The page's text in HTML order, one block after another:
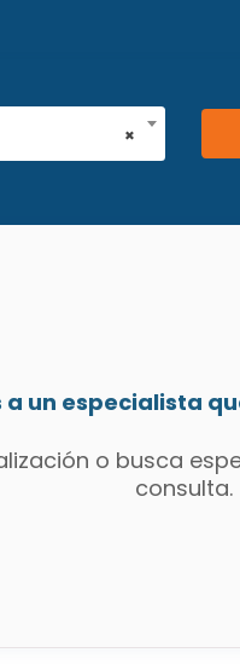
×
a un especialista
o busca
consulta.